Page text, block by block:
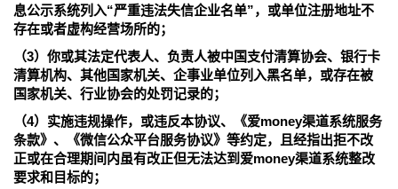
息公示系统列入“严重违法失信企业名单”，或单位注册地址不
存在或者虚构经营场所的；
（3）你或其法定代表人、负责人被中国支付清算协会、银行卡
清算机构、其他国家机关、企事业单位列入黑名单，或存在被
国家机关、行业协会的处罚记录的；
（4）实施违规操作，或违反本协议、《爱money渠道系统服务
条款》、《微信公众平台服务协议》等约定，且经指出拒不改
正或在合理期间内虽有改正但无法达到爱money渠道系统整改
要求和目标的；